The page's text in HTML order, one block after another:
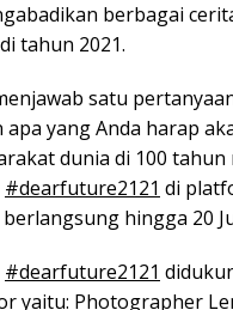
berbagai
tahun 2021.
satu
apa yang Anda harap
dunia di 100 tahun
#dearfuture2121 di
hingga 20
#dearfuture2121
yaitu: Photographer